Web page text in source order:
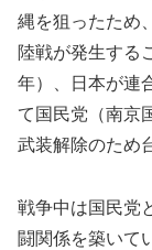
縄を狙ったため
陸戦が発生する
年）、日本が連
て国民党（南京
武装解除のため
戦争中は国民党
闘関係を築いて